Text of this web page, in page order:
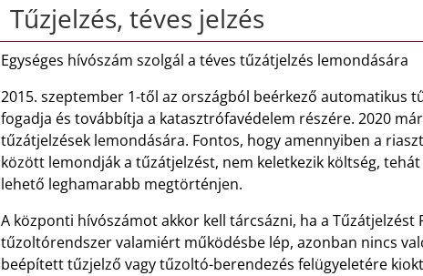
Tűzjelzés, téves jelzés
Egységes hívószám szolgál a téves tűzátjelzés lemondására
2015. szeptember 1-től az országból beérkező automatikus
fogadja és továbbítja a katasztrófavédelem részére. 2020
tűzátjelzések lemondására. Fontos, hogy amennyiben a
között lemondják a tűzátjelzést, nem keletkezik költség,
lehető leghamarabb megtörténjen.
A központi hívószámot akkor kell tárcsázni, ha a
tűzoltórendszer valamiért működésbe lép, azonban nincs
beépített tűzjelző vagy tűzoltó-berendezés felügyeletére